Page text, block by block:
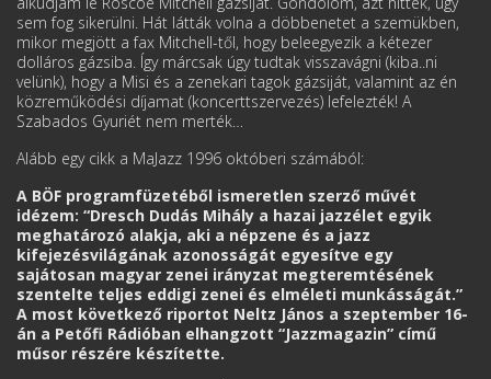
sem fog sikerülni. Hát látták volna a döbbenetet a szemükben,
mikor megjött a fax Mitchell-től, hogy beleegyezik a kétezer
dolláros gázsiba. Így márcsak úgy tudtak visszavágni (kiba..ni
velünk), hogy a Misi és a zenekari tagok gázsiját, valamint az én
közreműködési díjamat (koncerttszervezés) lefelezték! A
Szabados Gyuriét nem merték…
Alább egy cikk a MaJazz 1996 októberi számából:
A BÖF programfüzetéből ismeretlen szerző művét
idézem: “Dresch Dudás Mihály a hazai jazzélet egyik
meghatározó alakja, aki a népzene és a jazz
kifejezésvilágának azonosságát egyesítve egy
sajátosan magyar zenei irányzat megteremtésének
szentelte teljes eddigi zenei és elméleti munkásságát.”
A most következő riportot Neltz János a szeptember 16-
án a Petőfi Rádióban elhangzott “Jazzmagazin” című
műsor részére készítette.